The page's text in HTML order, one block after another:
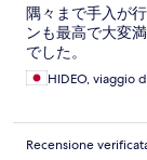
隅々まで手入が
ンも最高で大変
でした。
HIDEO, viaggio
Recensione